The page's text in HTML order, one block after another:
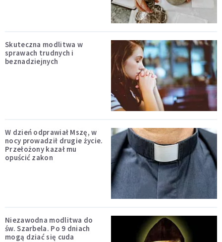
Skuteczna modlitwa w
sprawach trudnych i
beznadziejnych
W dzień odprawiał Mszę, w
nocy prowadził drugie życie.
Przełożony kazał mu
opuścić zakon
Niezawodna modlitwa do
św. Szarbela. Po 9 dniach
mogą dziać się cuda